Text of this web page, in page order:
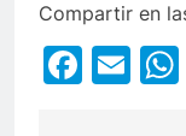
Compartir en